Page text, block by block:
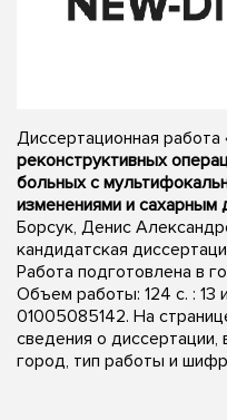
Диссертационная работа
реконструктивных
больных с
изменениями и сахарным
Борсук, Денис
кандидатская
Работа подготовлена в
Объем работы: 124 с. : 13
01005085142. На
сведения о диссертации,
город, тип работы и